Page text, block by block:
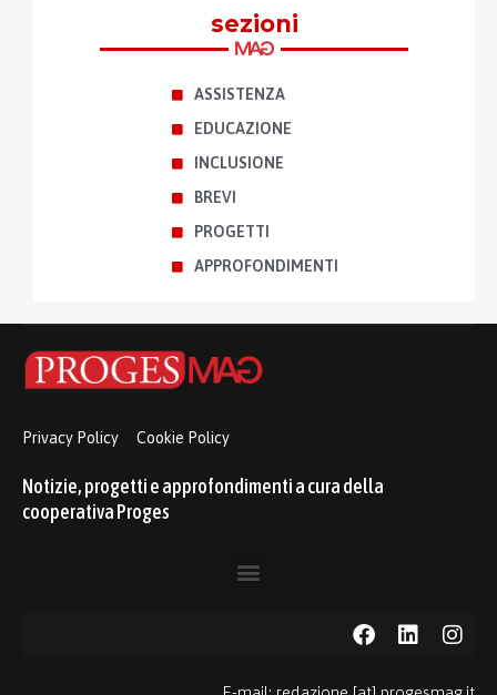
sezioni
ASSISTENZA
EDUCAZIONE
INCLUSIONE
BREVI
PROGETTI
APPROFONDIMENTI
Privacy Policy Cookie Policy
Notizie, progetti e approfondimenti a cura della
cooperativa Proges